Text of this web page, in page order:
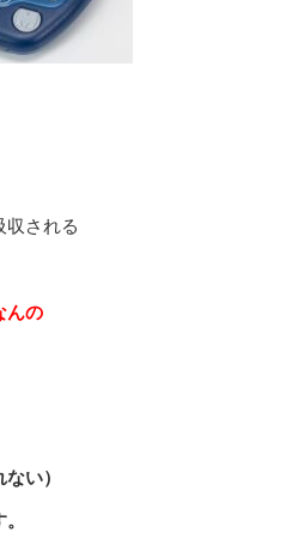
収される
んの
い）